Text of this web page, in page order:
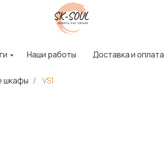
Наши работы Доставка и оплата
шкафы / VS1